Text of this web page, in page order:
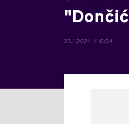
23.11.2024. / 10:54